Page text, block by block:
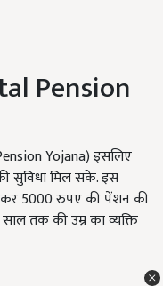
Pension
Yojana) इसलिए
सुविधा मिल सके. इस
5000 रुपए की पेंशन की
तक की उम्र का व्यक्ति